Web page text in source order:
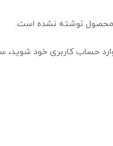
محصول نوشته نشده است.
وارد حساب کاربری خود